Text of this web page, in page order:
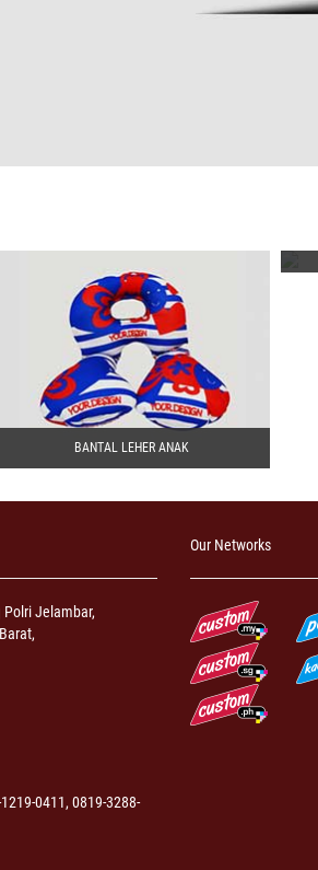
BANTAL LEHER ANAK
Polri Jelambar,
0411, 0819-3288-
Our Networks